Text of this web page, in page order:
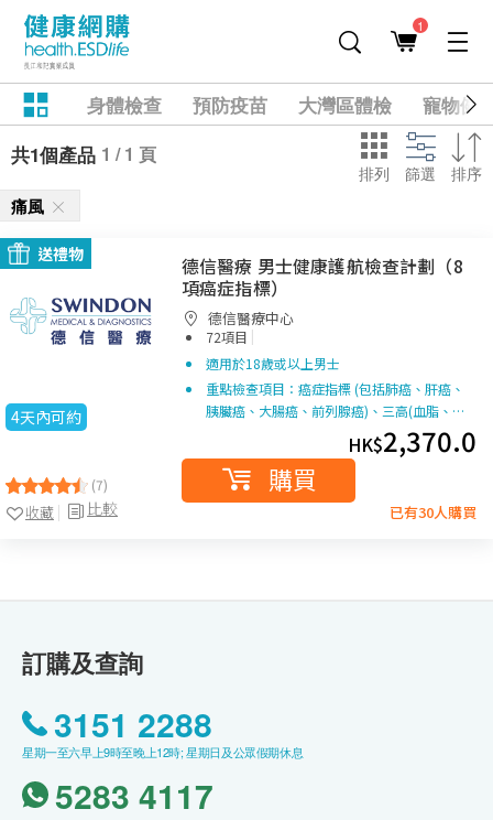
1
身體檢查 預防疫苗 大灣區體檢
寵物健
共1個產品 1 / 1 頁
排列 篩選 排序
痛風
送禮物
4天內可約
(7)
比較
收藏
德信醫療 男士健康護航檢查計劃（8
項癌症指標）
德信醫療中心
72項目 |
適用於18歲或以上男士
重點檢查項目：癌症指標 (包括肺癌、肝癌、
胰臟癌、大腸癌、前列腺癌)、三高(血脂、…
HK$2,370.0
購買
已有30人購買
訂購及查詢
3151 2288
星期一至六早上9時至晚上12時; 星期日及公眾假期休息
5283 4117